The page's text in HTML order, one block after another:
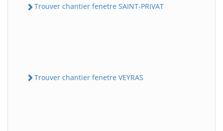
Trouver chantier fenetre SAINT-PRIVAT
Trouver chantier fenetre VEYRAS